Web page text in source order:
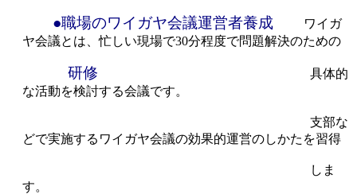
●職場のワイガヤ会議運営者養成
ワイガ
ヤ会議とは、忙しい現場で30分程度で問題解決のための
研修
具体的
な活動を検討する会議です。
支部な
どで実施するワイガヤ会議の効果的運営のしかたを習得
しま
す。